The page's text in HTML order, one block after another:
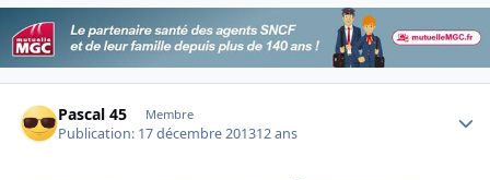
Pascal 45 Membre
Publication: 17 décembre 201312 ans